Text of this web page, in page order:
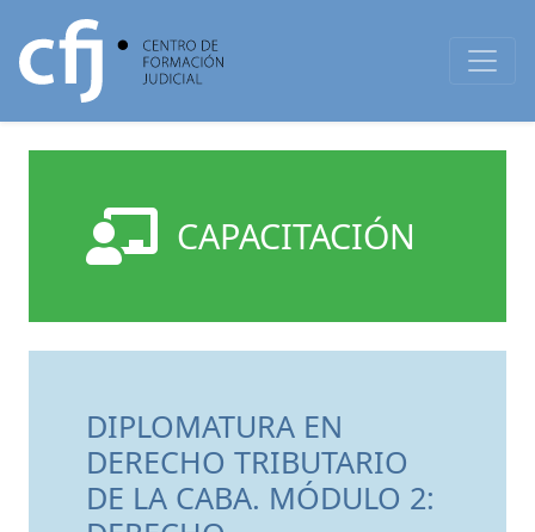
CAPACITACIÓN
DIPLOMATURA EN
DERECHO TRIBUTARIO
DE LA CABA. MÓDULO 2: